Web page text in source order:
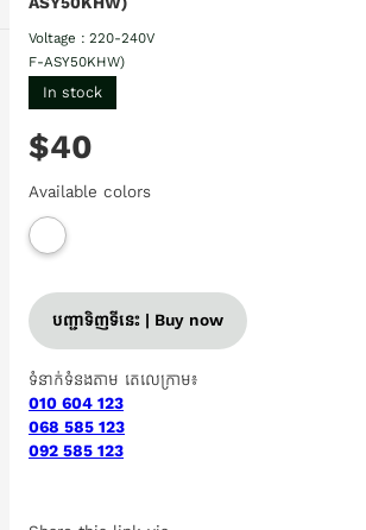
Voltage : 220-240V
F-ASY50KHW)
In stock
$40
Available colors
បញ្ជាទិញទីនេះ | Buy now
ទំនាក់ទំនងតាម តេលេក្រាម៖
010 604 123
068 585 123
092 585 123